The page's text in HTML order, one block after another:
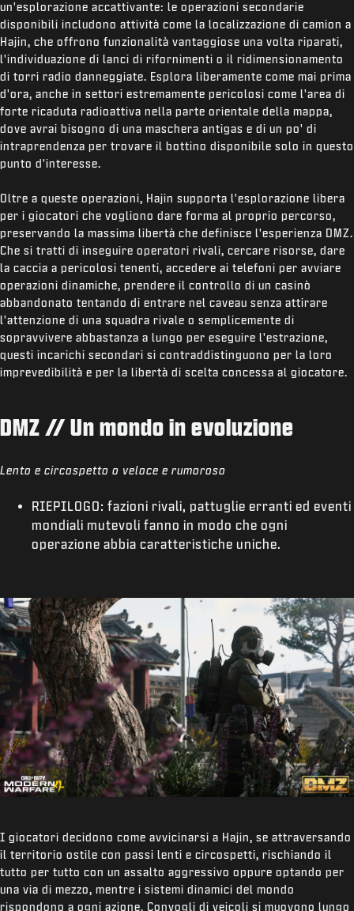
un'esplorazione accattivante: le operazioni secondarie
disponibili includono attività come la localizzazione di camion a
Hajin, che offrono funzionalità vantaggiose una volta riparati,
l'individuazione di lanci di rifornimenti o il ridimensionamento
di torri radio danneggiate. Esplora liberamente come mai prima
d'ora, anche in settori estremamente pericolosi come l'area di
forte ricaduta radioattiva nella parte orientale della mappa,
dove avrai bisogno di una maschera antigas e di un po' di
intraprendenza per trovare il bottino disponibile solo in questo
punto d'interesse.
Oltre a queste operazioni, Hajin supporta l'esplorazione libera
per i giocatori che vogliono dare forma al proprio percorso,
preservando la massima libertà che definisce l'esperienza DMZ.
Che si tratti di inseguire operatori rivali, cercare risorse, dare
la caccia a pericolosi tenenti, accedere ai telefoni per avviare
operazioni dinamiche, prendere il controllo di un casinò
abbandonato tentando di entrare nel caveau senza attirare
l'attenzione di una squadra rivale o semplicemente di
sopravvivere abbastanza a lungo per eseguire l'estrazione,
questi incarichi secondari si contraddistinguono per la loro
imprevedibilità e per la libertà di scelta concessa al giocatore.
DMZ // Un mondo in evoluzione
Lento e circospetto o veloce e rumoroso
RIEPILOGO: fazioni rivali, pattuglie erranti ed eventi
mondiali mutevoli fanno in modo che ogni
operazione abbia caratteristiche uniche.
I giocatori decidono come avvicinarsi a Hajin, se attraversando
il territorio ostile con passi lenti e circospetti, rischiando il
tutto per tutto con un assalto aggressivo oppure optando per
una via di mezzo, mentre i sistemi dinamici del mondo
rispondono a ogni azione. Convogli di veicoli si muovono lungo